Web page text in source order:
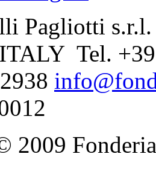
Pagliotti
Tel.
2009